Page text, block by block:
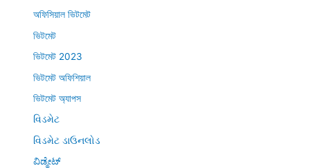
অফিসিয়াল ভিটমেট
ভিটমেট
ভিটমেট 2023
ভিটমেট অফিশিয়াল
ভিটমেট অ্যাপস
વિડમેટ
વિડમેટ ડાઉનલોડ
ವಿಡ್ಮೇಟ್